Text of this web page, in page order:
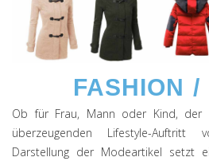
FASHION /
Ob für Frau, Mann oder Kind, der
überzeugenden Lifestyle-Auftritt
Darstellung der Modeartikel setzt